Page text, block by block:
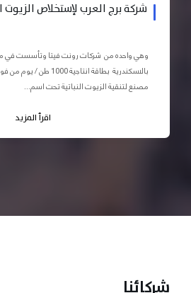
شركة برج العرب لإستخلاص الزيوت
وهي واحده من شركات رونت فيتا وتأسست في
بالاسكندرية بطاقة
مصنع لتنقية الزيوت النباتية تحت اسم...
اقرأ المزيد